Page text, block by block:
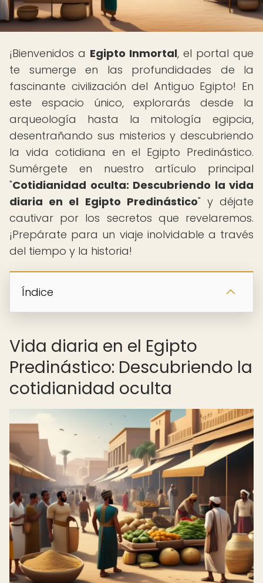
¡Bienvenidos a Egipto Inmortal, el portal que
te sumerge en las profundidades de la
fascinante civilización del Antiguo Egipto! En
este espacio único, explorarás desde la
arqueología hasta la mitología egipcia,
desentrañando sus misterios y descubriendo
la vida cotidiana en el Egipto Predinástico.
Sumérgete en nuestro artículo principal
"Cotidianidad oculta: Descubriendo la vida
diaria en el Egipto Predinástico" y déjate
cautivar por los secretos que revelaremos.
¡Prepárate para un viaje inolvidable a través
del tiempo y la historia!
Índice
Vida diaria en el Egipto
Predinástico: Descubriendo la
cotidianidad oculta